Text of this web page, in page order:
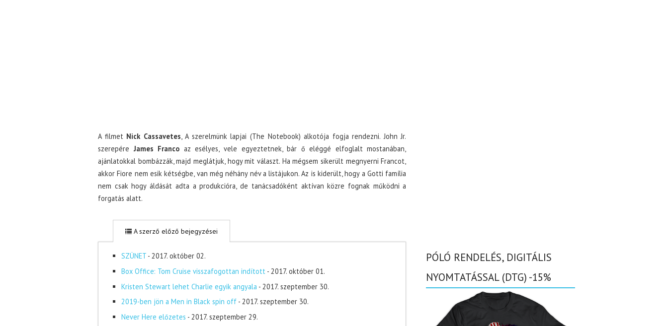
A filmet Nick Cassavetes, A szerelmünk lapjai (The Notebook) alkotója fogja rendezni. John Jr.
szerepére James Franco az esélyes, vele egyeztetnek, bár ő eléggé elfoglalt mostanában,
ajánlatokkal bombázzák, majd meglátjuk, hogy mit választ. Ha mégsem sikerült megnyerni Francot,
akkor Fiore nem esik kétségbe, van még néhány név a listájukon. Az is kiderült, hogy a Gotti família
nem csak hogy áldását adta a produkcióra, de tanácsadóként aktívan közre fognak működni a
forgatás alatt.
A szerző előző bejegyzései
SZÜNET - 2017. október 02.
Box Office: Tom Cruise visszafogottan indított - 2017. október 01.
Kristen Stewart lehet Charlie egyik angyala - 2017. szeptember 30.
2019-ben jön a Men in Black spin off - 2017. szeptember 30.
Never Here előzetes - 2017. szeptember 29.
PÓLÓ RENDELÉS, DIGITÁLIS
NYOMTATÁSSAL (DTG) -15%